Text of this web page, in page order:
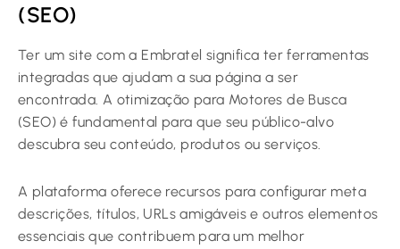
(SEO)
Ter um site com a Embratel significa ter ferramentas
integradas que ajudam a sua página a ser
encontrada. A otimização para Motores de Busca
(SEO) é fundamental para que seu público-alvo
descubra seu conteúdo, produtos ou serviços.
A plataforma oferece recursos para configurar meta
descrições, títulos, URLs amigáveis e outros elementos
essenciais que contribuem para um melhor